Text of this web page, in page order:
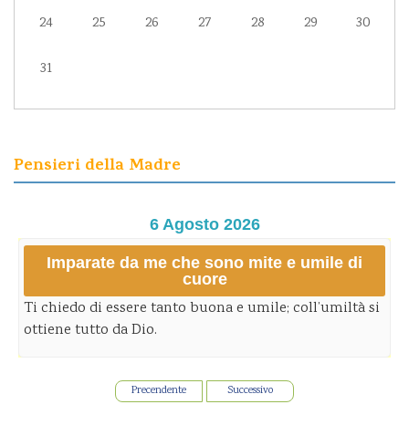
24 25 26 27 28 29 30
31
Pensieri della Madre
6 Agosto 2026
Imparate da me che sono mite e umile di
cuore
Ti chiedo di essere tanto buona e umile; coll’umiltà si
ottiene tutto da Dio.
Precendente Successivo